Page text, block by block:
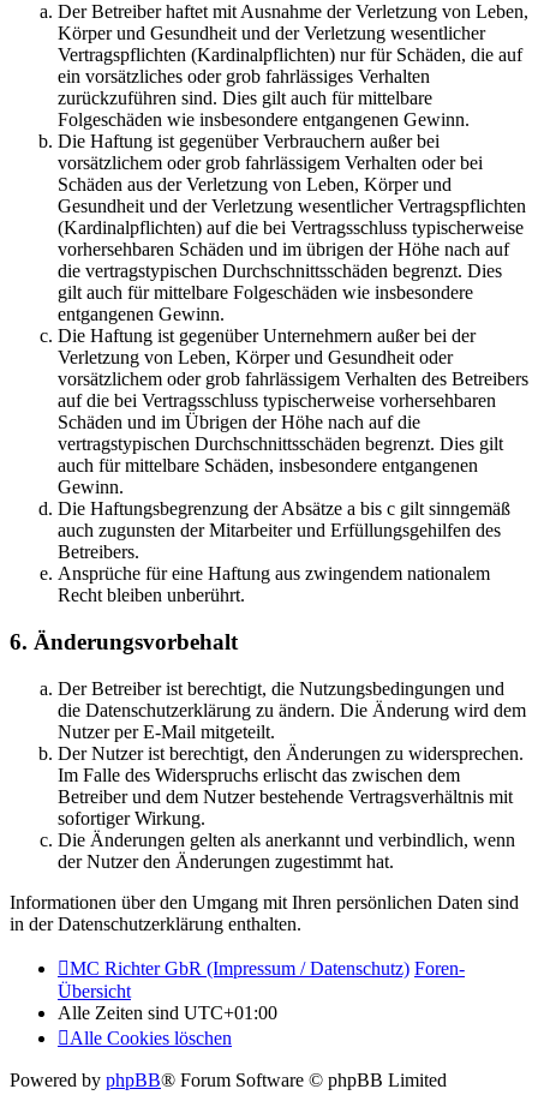
Der Betreiber haftet mit Ausnahme der Verletzung von Leben,
Körper und Gesundheit und der Verletzung wesentlicher
Vertragspflichten (Kardinalpflichten) nur für Schäden, die auf
ein vorsätzliches oder grob fahrlässiges Verhalten
zurückzuführen sind. Dies gilt auch für mittelbare
Folgeschäden wie insbesondere entgangenen Gewinn.
Die Haftung ist gegenüber Verbrauchern außer bei
vorsätzlichem oder grob fahrlässigem Verhalten oder bei
Schäden aus der Verletzung von Leben, Körper und
Gesundheit und der Verletzung wesentlicher Vertragspflichten
(Kardinalpflichten) auf die bei Vertragsschluss typischerweise
vorhersehbaren Schäden und im übrigen der Höhe nach auf
die vertragstypischen Durchschnittsschäden begrenzt. Dies
gilt auch für mittelbare Folgeschäden wie insbesondere
entgangenen Gewinn.
Die Haftung ist gegenüber Unternehmern außer bei der
Verletzung von Leben, Körper und Gesundheit oder
vorsätzlichem oder grob fahrlässigem Verhalten des Betreibers
auf die bei Vertragsschluss typischerweise vorhersehbaren
Schäden und im Übrigen der Höhe nach auf die
vertragstypischen Durchschnittsschäden begrenzt. Dies gilt
auch für mittelbare Schäden, insbesondere entgangenen
Gewinn.
Die Haftungsbegrenzung der Absätze a bis c gilt sinngemäß
auch zugunsten der Mitarbeiter und Erfüllungsgehilfen des
Betreibers.
Ansprüche für eine Haftung aus zwingendem nationalem
Recht bleiben unberührt.
6. Änderungsvorbehalt
Der Betreiber ist berechtigt, die Nutzungsbedingungen und
die Datenschutzerklärung zu ändern. Die Änderung wird dem
Nutzer per E-Mail mitgeteilt.
Der Nutzer ist berechtigt, den Änderungen zu widersprechen.
Im Falle des Widerspruchs erlischt das zwischen dem
Betreiber und dem Nutzer bestehende Vertragsverhältnis mit
sofortiger Wirkung.
Die Änderungen gelten als anerkannt und verbindlich, wenn
der Nutzer den Änderungen zugestimmt hat.
Informationen über den Umgang mit Ihren persönlichen Daten sind
in der Datenschutzerklärung enthalten.
MC Richter GbR (Impressum / Datenschutz) Foren-
Übersicht
Alle Zeiten sind UTC+01:00
Alle Cookies löschen
Powered by phpBB® Forum Software © phpBB Limited